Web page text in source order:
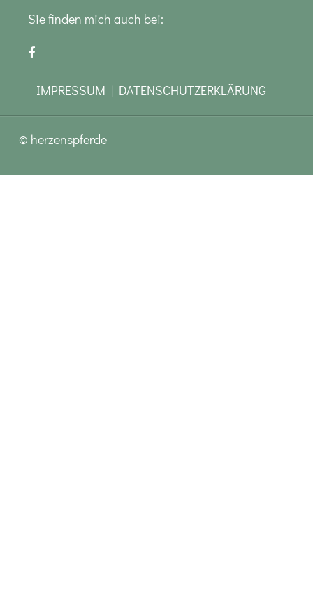
Sie finden mich auch bei:
IMPRESSUM | DATENSCHUTZERKLÄRUNG
© herzenspferde